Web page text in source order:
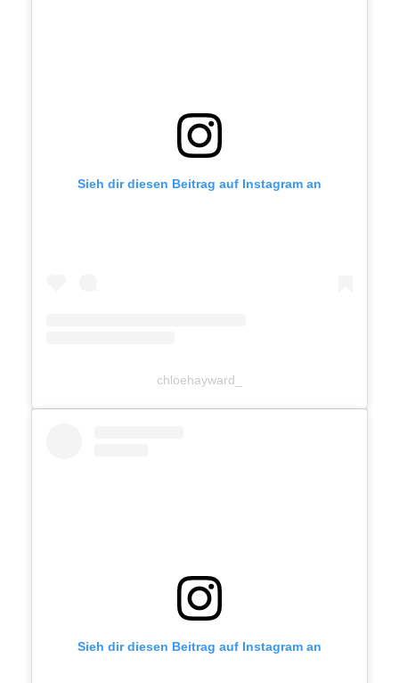
Sieh dir diesen Beitrag auf Instagram an
chloehayward_
Sieh dir diesen Beitrag auf Instagram an